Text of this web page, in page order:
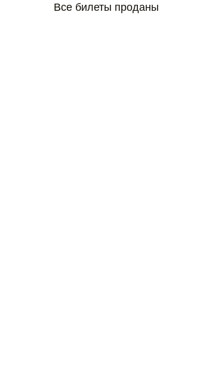
Все билеты проданы